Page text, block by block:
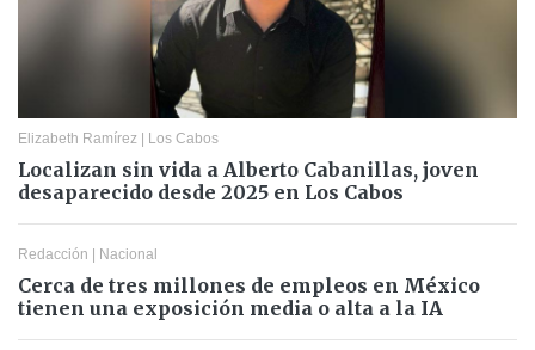
Elizabeth Ramírez | Los Cabos
Localizan sin vida a Alberto Cabanillas, joven
desaparecido desde 2025 en Los Cabos
Redacción | Nacional
Cerca de tres millones de empleos en México
tienen una exposición media o alta a la IA